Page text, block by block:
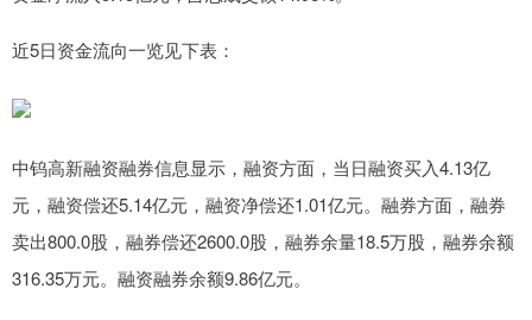
近5日资金流向一览见下表：
中钨高新融资融券信息显示，融资方面，当日融资买入4.13亿
元，融资偿还5.14亿元，融资净偿还1.01亿元。融券方面，融券
卖出800.0股，融券偿还2600.0股，融券余量18.5万股，融券余额
316.35万元。融资融券余额9.86亿元。